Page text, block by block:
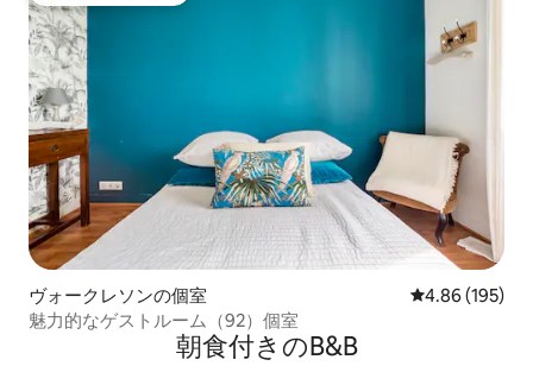
ヴォークレソンの個室 レビュー195
4.86 (195)
魅力的なゲストルーム（92）個室
朝食付きのB&B